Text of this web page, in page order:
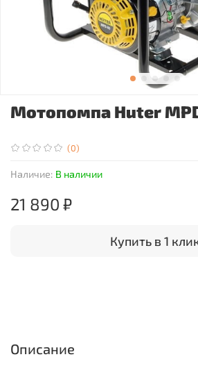
(0)
Наличие: В наличии
Мотопомпа Huter
21 890 ₽
Купить в 1
Описание